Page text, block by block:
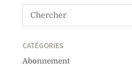
CATÉGORIES
Abonnement